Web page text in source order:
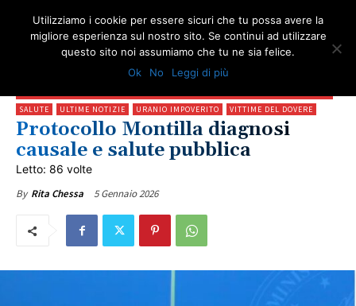
LOTTA ALL'AMIANTO
NEWS VITTIME DEL DOVERE
SALUTE
ULTIME NOTIZIE URANIO IMPOVERITO VITTIME DEL DOVERE
Protocollo Montilla diagnosi
causale e salute pubblica
Letto: 86 volte
By Rita Chessa 5 Gennaio 2026
Utilizziamo i cookie per essere sicuri che tu possa avere la
migliore esperienza sul nostro sito. Se continui ad utilizzare
questo sito noi assumiamo che tu ne sia felice.
Ok
No Leggi di più